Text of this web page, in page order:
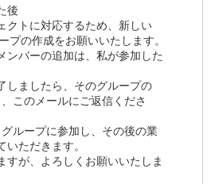
後
クトに対応するため、新しい
プの作成をお願いいたします。
ンバーの追加は、私が参加した
しましたら、そのグループの
このメールにご返信くださ
ループに参加し、その後の業
ただきます。
すが、よろしくお願いいたしま